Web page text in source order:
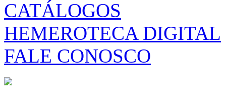
CATÁLOGOS
HEMEROTECA DIGITAL
FALE CONOSCO